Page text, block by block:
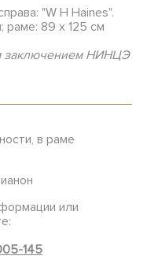
"W H Haines".
раме: 89 х 125 см
заключением НИНЦЭ
в раме
или
145